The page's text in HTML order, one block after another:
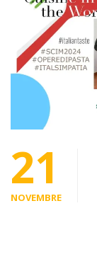
21
NOVEMBRE